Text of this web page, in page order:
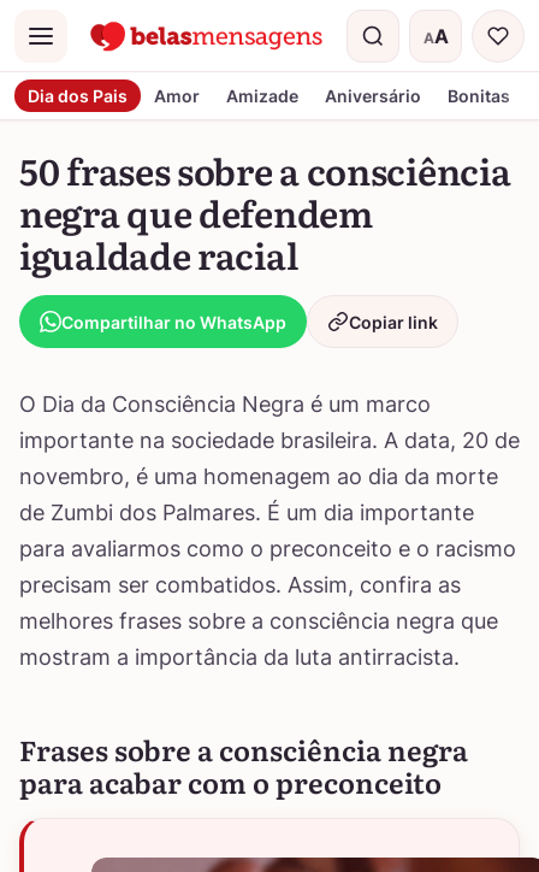
Menu AA
Tamanho do
Dia dos Pais Amor Amizade Aniversário Bonitas
50 frases sobre a consciência
negra que defendem
igualdade racial
Compartilhar no WhatsApp Copiar link
O Dia da Consciência Negra é um marco
importante na sociedade brasileira. A data, 20 de
novembro, é uma homenagem ao dia da morte
de Zumbi dos Palmares. É um dia importante
para avaliarmos como o preconceito e o racismo
precisam ser combatidos. Assim, confira as
melhores frases sobre a consciência negra que
mostram a importância da luta antirracista.
Frases sobre a consciência negra
para acabar com o preconceito